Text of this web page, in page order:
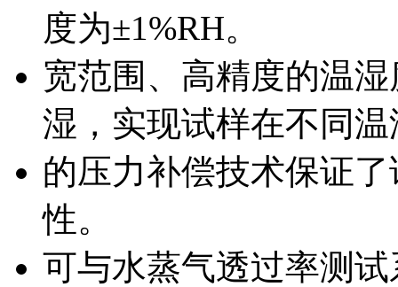
度为±1%RH。
宽范围、高精度的温
湿，实现试样在不同
的压力补偿技术保证
性。
可与水蒸气透过率测